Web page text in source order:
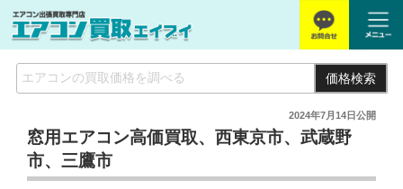
価格検索
2024年7月14日公開
窓用エアコン高価買取、西東京市、武蔵野
市、三鷹市